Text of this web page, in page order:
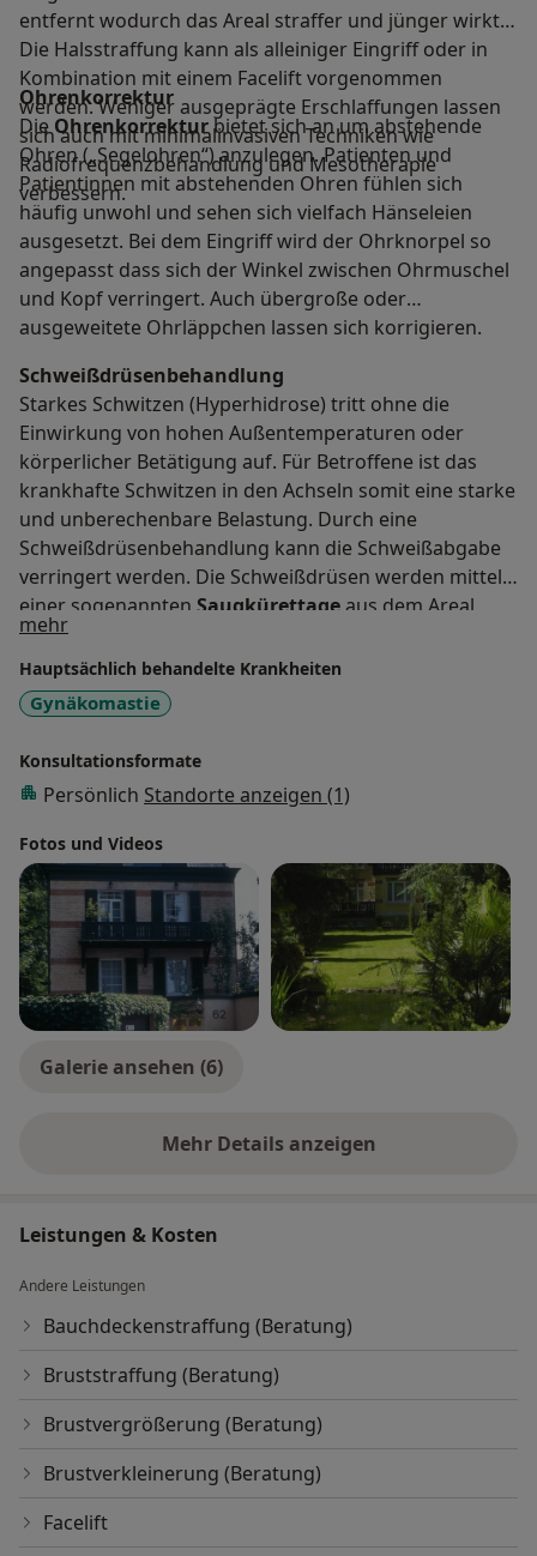
entfernt wodurch das Areal straffer und jünger wirkt.
Die Halsstraffung kann als alleiniger Eingriff oder in
Kombination mit einem Facelift vorgenommen
werden. Weniger ausgeprägte Erschlaffungen lassen
sich auch mit minimalinvasiven Techniken wie
Radiofrequenzbehandlung und Mesotherapie
verbessern.
Ohrenkorrektur
DieOhrenkorrekturbietet sich an um abstehende
Ohren („Segelohren“) anzulegen. Patienten und
Patientinnen mit abstehenden Ohren fühlen sich
häufig unwohl und sehen sich vielfach Hänseleien
ausgesetzt. Bei dem Eingriff wird der Ohrknorpel so
angepasst dass sich der Winkel zwischen Ohrmuschel
und Kopf verringert. Auch übergroße oder
ausgeweitete Ohrläppchen lassen sich korrigieren.
Schweißdrüsenbehandlung
Starkes Schwitzen (Hyperhidrose) tritt ohne die
Einwirkung von hohen Außentemperaturen oder
körperlicher Betätigung auf. Für Betroffene ist das
krankhafte Schwitzen in den Achseln somit eine starke
und unberechenbare Belastung. Durch eine
Schweißdrüsenbehandlung kann die Schweißabgabe
verringert werden. Die Schweißdrüsen werden mittels
einer sogenannten Saugkürettageaus dem Areal
abgesaugt und dauerhaft entfernt. Alternativ können
die Schweißdrüsen mitRadiofrequenz
werden. Eine nichtoperative Möglichkeit bietet zudem
die Behandlung mit
mehrÜber mich
Hauptsächlich behandelte Krankheiten
Gynäkomastie
Konsultationsformate
Persönlich Standorte anzeigen (1)
Fotos und Videos
Galerie ansehen (6)
Mehr Details anzeigen
über Erfahrungen
Leistungen & Kosten
Andere Leistungen
Bauchdeckenstraffung (Beratung)
Bruststraffung (Beratung)
Brustvergrößerung (Beratung)
Brustverkleinerung (Beratung)
Facelift